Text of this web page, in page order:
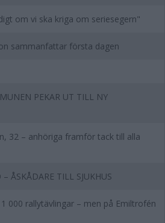
om vi ska kriga om seriesegern"
sammanfattar första dagen
PEKAR UT TILL NY
32 – anhöriga framför tack till alla
ÅSKÅDARE TILL SJUKHUS
000 rallytävlingar – men på Emiltrofén